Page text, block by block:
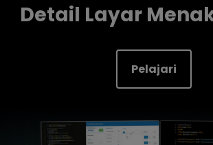
Detail Layar
Pelajari